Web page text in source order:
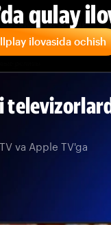
qulay
ilovasida ochish
va Apple TV'ga